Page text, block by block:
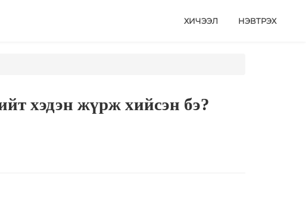
ХИЧЭЭЛ НЭВТРЭХ
хэдэн жүрж хийсэн бэ?